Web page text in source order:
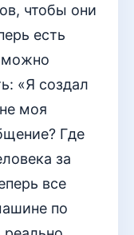
чтобы они
есть
можно
«Я создал
моя
Где
за
все
по